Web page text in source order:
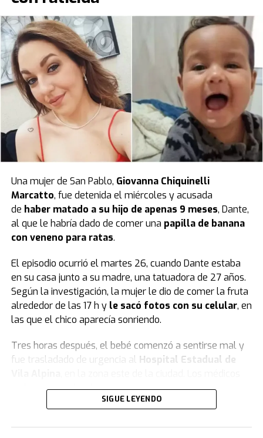
Una mujer de San Pablo, Giovanna Chiquinelli
Marcatto, fue detenida el miércoles y acusada
de haber matado a su hijo de apenas 9 meses, Dante,
al que le habría dado de comer una papilla de banana
con veneno para ratas.
El episodio ocurrió el martes 26, cuando Dante estaba
en su casa junto a su madre, una tatuadora de 27 años.
Según la investigación, la mujer le dio de comer la fruta
alrededor de las 17 h y le sacó fotos con su celular, en
las que el chico aparecía sonriendo.
Tres horas después, el bebé comenzó a sentirse mal y
fue trasladado de urgencia al Hospital Estadual de
no lograron salvarlo.
El informe forense y la declaración de la
SIGUE LEYENDO